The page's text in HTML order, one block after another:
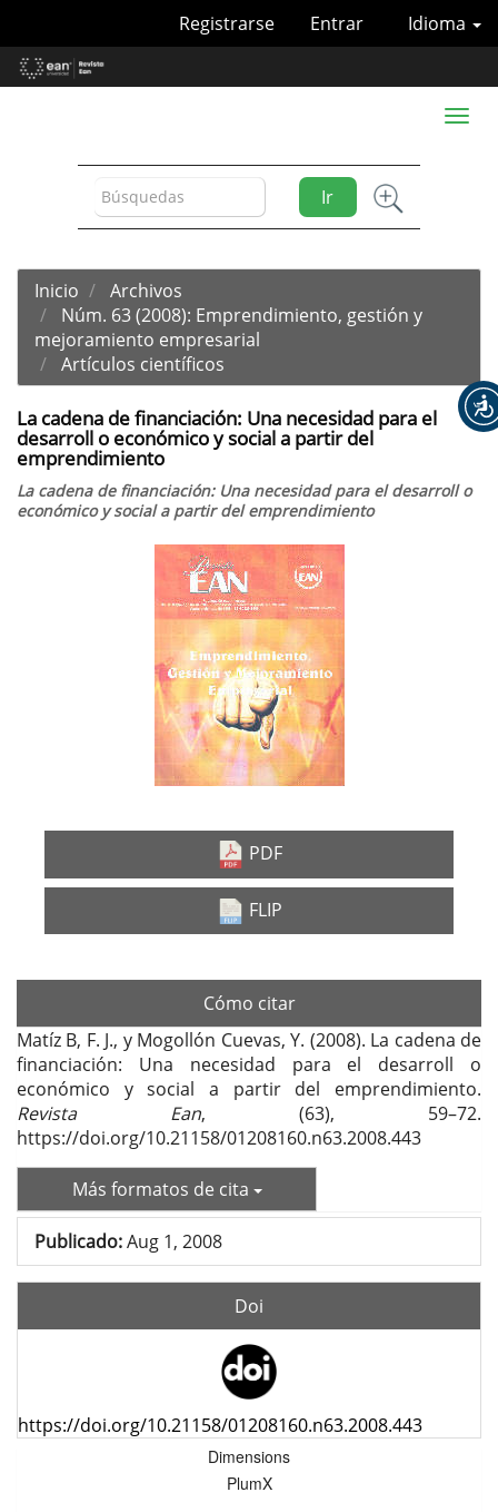
Contenido
principal
Idioma
Registrarse Entrar
Ir
Toggle
Inicio
Archivos
Núm. 63 (2008): Emprendimiento, gestión y
mejoramiento empresarial
Artículos científicos
La cadena de financiación: Una necesidad para el
desarroll o económico y social a partir del
emprendimiento
La cadena de financiación: Una necesidad para el desarroll o
económico y social a partir del emprendimiento
PDF
FLIP
Cómo citar
Matíz B, F. J., y Mogollón Cuevas, Y. (2008). La cadena de
financiación: Una necesidad para el desarroll o
económico y social a partir del emprendimiento.
Revista Ean, (63), 59–72.
https://doi.org/10.21158/01208160.n63.2008.443
Más formatos de cita
Publicado:Aug 1, 2008
Doi
https://doi.org/10.21158/01208160.n63.2008.443
Dimensions
PlumX